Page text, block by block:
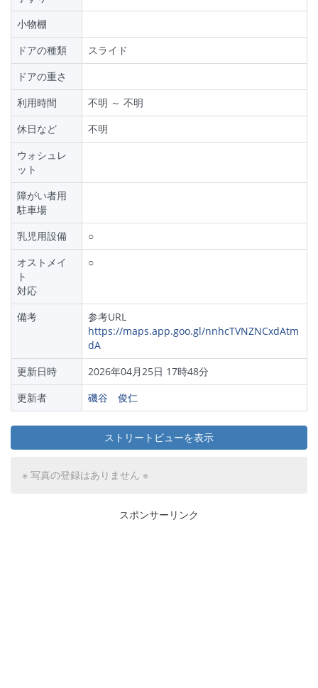
小物棚
ドアの種類
スライド
ドアの重さ
利用時間
不明 ～ 不明
休日など
不明
ウォシュレ
ット
障がい者用
駐車場
乳児用設備
○
オストメイ
ト
対応
○
備考
参考URL
https://maps.app.goo.gl/nnhcTVNZNCxdAtm
dA
更新日時
2026年04月25日 17時48分
更新者
磯谷 俊仁
ストリートビューを表示
※ 写真の登録はありません ※
スポンサーリンク